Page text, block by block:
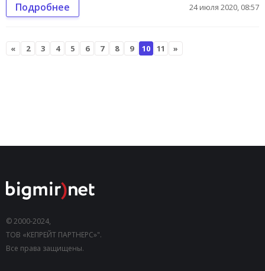
Подробнее 24 июля 2020, 08:57
« 2 3 4 5 6 7 8 9 10 11 »
© 2000-2024,
ТОВ «КЕПРЕЙТ ПАРТНЕРС»".
Все права защищены.